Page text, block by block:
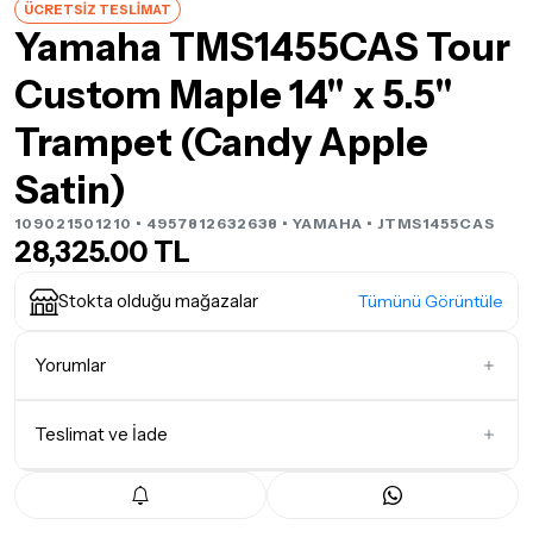
ÜCRETSİZ TESLİMAT
Yamaha TMS1455CAS Tour
Custom Maple 14" x 5.5"
Trampet (Candy Apple
Satin)
109021501210 • 4957812632638 • YAMAHA • JTMS1455CAS
28,325.00 TL
Stokta olduğu mağazalar Tümünü Görüntüle
Yorumlar
Teslimat ve İade
Teslimat Koşulları